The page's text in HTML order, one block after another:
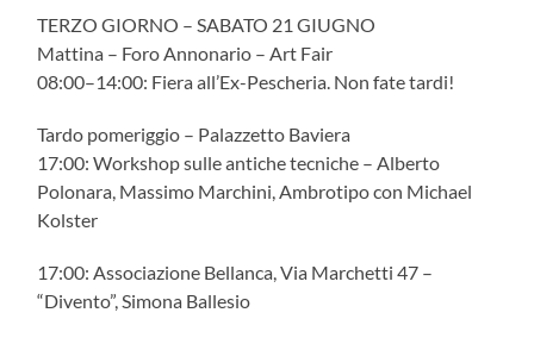
TERZO GIORNO – SABATO 21 GIUGNO
Mattina – Foro Annonario – Art Fair
08:00–14:00: Fiera all’Ex-Pescheria. Non fate tardi!
Tardo pomeriggio – Palazzetto Baviera
17:00: Workshop sulle antiche tecniche – Alberto
Polonara, Massimo Marchini, Ambrotipo con Michael
Kolster
17:00: Associazione Bellanca, Via Marchetti 47 –
“Divento”, Simona Ballesio